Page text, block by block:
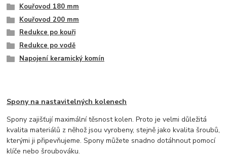
Kouřovod 180 mm
Kouřovod 200 mm
Redukce po kouři
Redukce po vodě
Napojení keramický komín
Spony na nastavitelných kolenech
Spony zajišťují maximální těsnost kolen. Proto je velmi důležitá
kvalita materiálů z něhož jsou vyrobeny, stejně jako kvalita šroubů,
kterými ji připevňujeme. Spony můžete snadno dotáhnout pomocí
klíče nebo šroubováku.